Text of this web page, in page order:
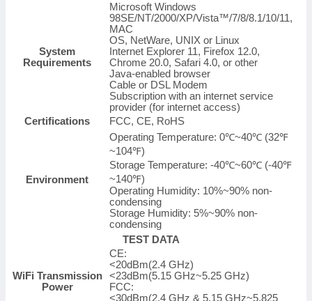
System
Requirements
Microsoft Windows
98SE/NT/2000/XP/Vista™/7/8/8.1/10/11,
MAC
OS, NetWare, UNIX or Linux
Internet Explorer 11, Firefox 12.0,
Chrome 20.0, Safari 4.0, or other
Java-enabled browser
Cable or DSL Modem
Subscription with an internet service
provider (for internet access)
Certifications
FCC, CE, RoHS
Environment
Operating Temperature: 0℃~40℃ (32℉
~104℉)
Storage Temperature: -40℃~60℃ (-40℉
~140℉)
Operating Humidity: 10%~90% non-
condensing
Storage Humidity: 5%~90% non-
condensing
TEST DATA
WiFi Transmission
Power
CE:
<20dBm(2.4 GHz)
<23dBm(5.15 GHz~5.25 GHz)
FCC:
<30dBm(2.4 GHz & 5.15 GHz~5.825